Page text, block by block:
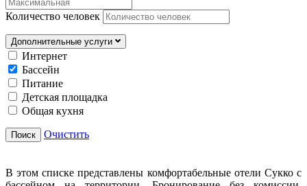
Количество человек
Дополнительные услуги
Интернет
Бассейн
Питание
Детская площадка
Общая кухня
Поиск Очистить
В этом списке представлены комфортабельные отели Сукко с